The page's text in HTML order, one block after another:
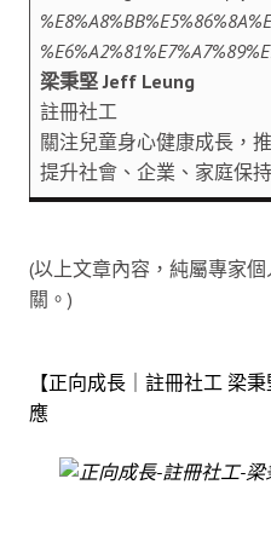
梁秉堅 Jeff Leung
註冊社工
關注兒童身心健康成長，
提升社會、企業、家庭保持
(以上文章內容，純屬專家
關。)
【正向成長｜註冊社工 梁
應